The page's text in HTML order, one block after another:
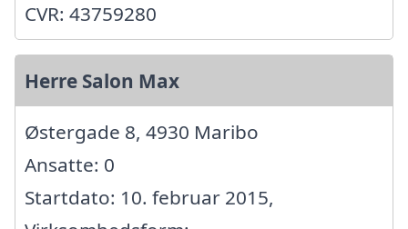
CVR: 43759280
Herre Salon Max
Østergade 8, 4930 Maribo
Ansatte: 0
Startdato: 10. februar 2015,